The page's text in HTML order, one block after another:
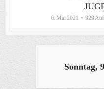
6. Mai 2021 929
Sonntag,